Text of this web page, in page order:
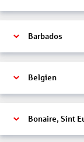
Barbados
Belgien